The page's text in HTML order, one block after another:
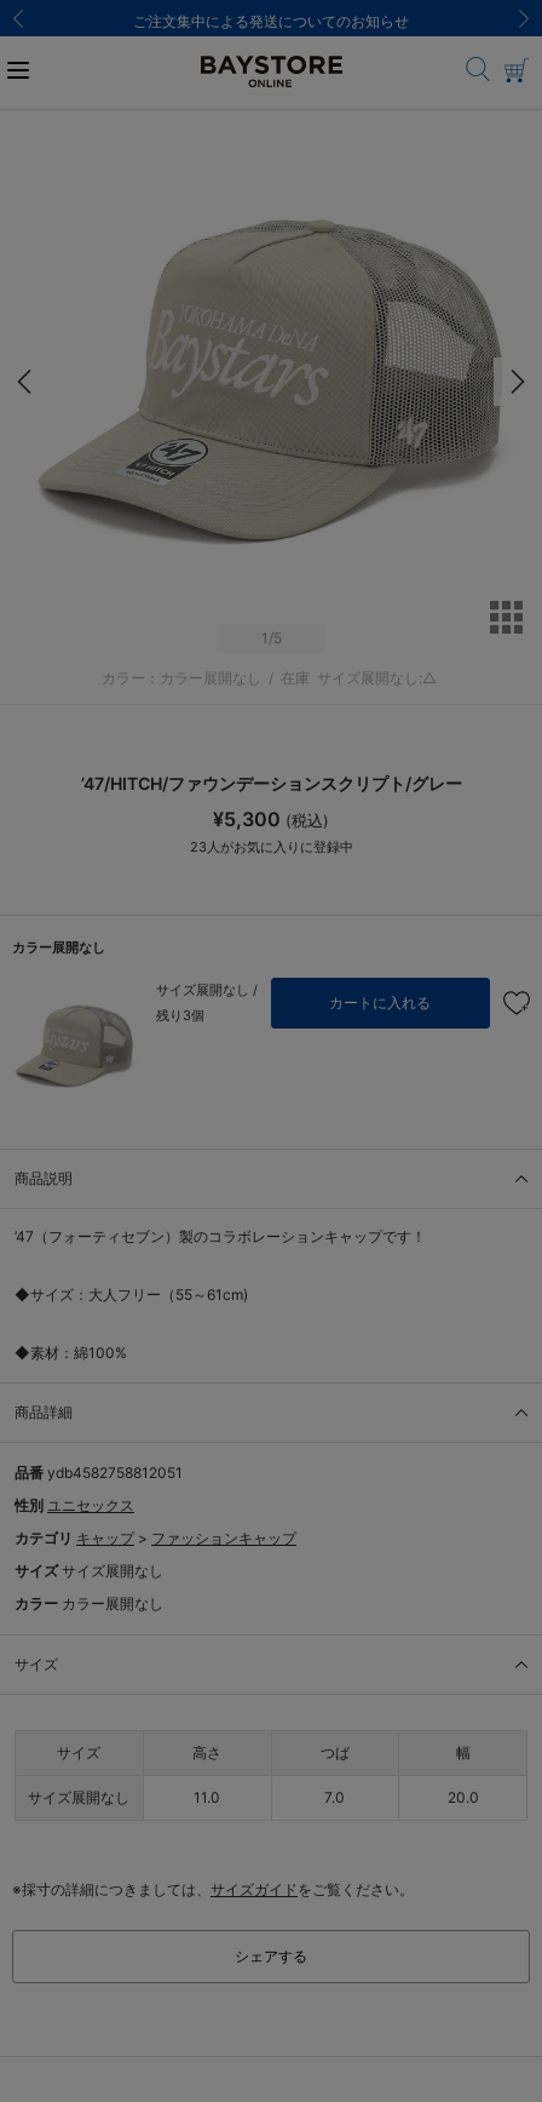
ご注文集中による発送についてのお知らせ
1 /5
カラー：カラー展開なし / 在庫 サイズ展開なし:△
’47/HITCH/ファウンデーションスクリプト/グレー
¥5,300 (税込)
23 人がお気に入りに登録中
カラー展開なし
サイズ展開なし /
残り3個
カートに入れる
商品説明
’47（フォーティセブン）製のコラボレーションキャップです！
◆サイズ：大人フリー（55～61cm)
◆素材：綿100%
商品詳細
品番 ydb4582758812051
性別 ユニセックス
カテゴリ キャップ > ファッションキャップ
サイズ サイズ展開なし
カラー カラー展開なし
サイズ
サイズ 高さ つば 幅
サイズ展開なし 11.0 7.0 20.0
※採寸の詳細につきましては、 サイズガイドをご覧ください。
シェアする